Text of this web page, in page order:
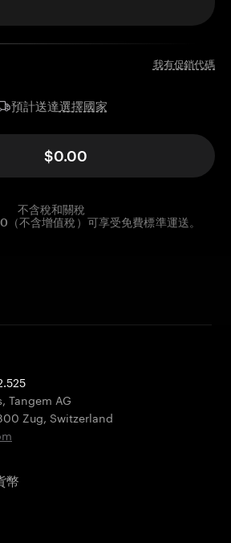
我有促銷代碼
預計送達選擇國家
$0.00
不含稅和關稅
不含增值稅）可享受免費標準運送。
Tangem AG
Zug, Switzerland
幣